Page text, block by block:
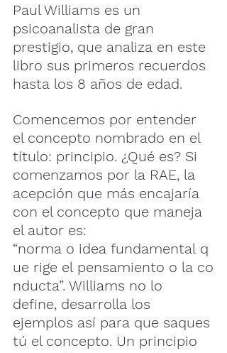
Paul Williams es un
psicoanalista de gran
prestigio, que analiza en este
libro sus primeros recuerdos
hasta los 8 años de edad.
Comencemos por entender
el concepto nombrado en el
título: principio. ¿Qué es? Si
comenzamos por la RAE, la
acepción que más encajaría
con el concepto que maneja
el autor es:
“norma o idea fundamental q
ue rige el pensamiento o la co
nducta”. Williams no lo
define, desarrolla los
ejemplos así para que saques
tú el concepto. Un principio